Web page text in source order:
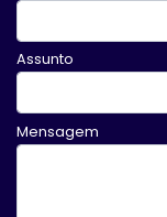
Assunto
Mensagem